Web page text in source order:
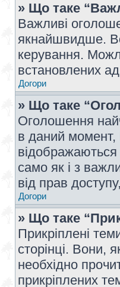
» Що таке
Важливі
якнайшвидше.
керування.
встановлених
Догори
» Що таке
Оголошення
в даний момент,
відображаються
само як і з
від прав
Догори
» Що таке
Прикріплені
сторінці. Вони,
необхідно
прикріплених